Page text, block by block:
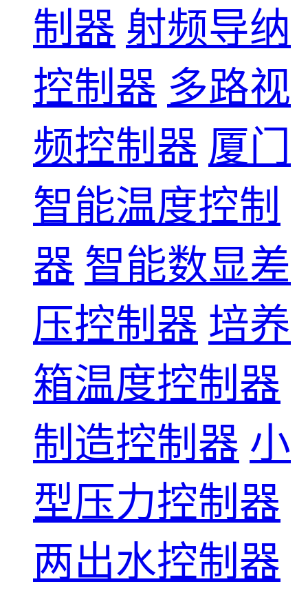
制器 射频导纳
控制器 多路视
频控制器 厦门
智能温度控制
器 智能数显差
压控制器 培养
箱温度控制器
制造控制器 小
型压力控制器
两出水控制器